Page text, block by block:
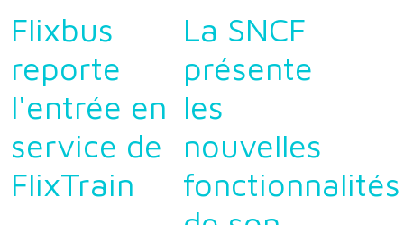
Flixbus
reporte
l'entrée en
service de
FlixTrain
La SNCF
présente
les
nouvelles
fonctionnalités